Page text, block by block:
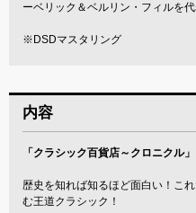
ーベリック＆ベルリン・フィルを
※DSDマスタリング
内容
「クラシック百貨店～クロニク
歴史を知れば知るほど面白い！こ
む王道クラシック！